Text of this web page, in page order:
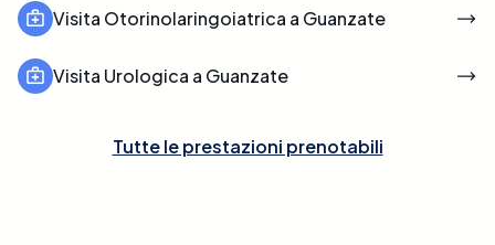
Visita Otorinolaringoiatrica a Guanzate
Visita Urologica a Guanzate
Tutte le prestazioni prenotabili